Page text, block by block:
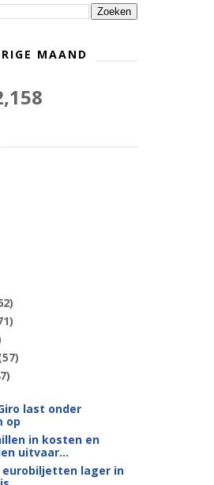
MAAND
last onder
op
in kosten en
uitvaar...
eurobiljetten lager in